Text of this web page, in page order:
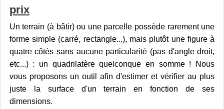
prix
Un terrain (à bâtir) ou une parcelle possède rarement une
forme simple (carré, rectangle...), mais plutôt une figure à
quatre côtés sans aucune particularité (pas d'angle droit,
etc...) : un quadrilatère quelconque en somme ! Nous
vous proposons un outil afin d'estimer et vérifier au plus
juste la surface d'un terrain en fonction de ses
dimensions.